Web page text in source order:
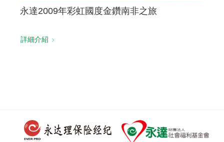
永達2009年彩虹國度金鑽南非之旅
詳細介紹